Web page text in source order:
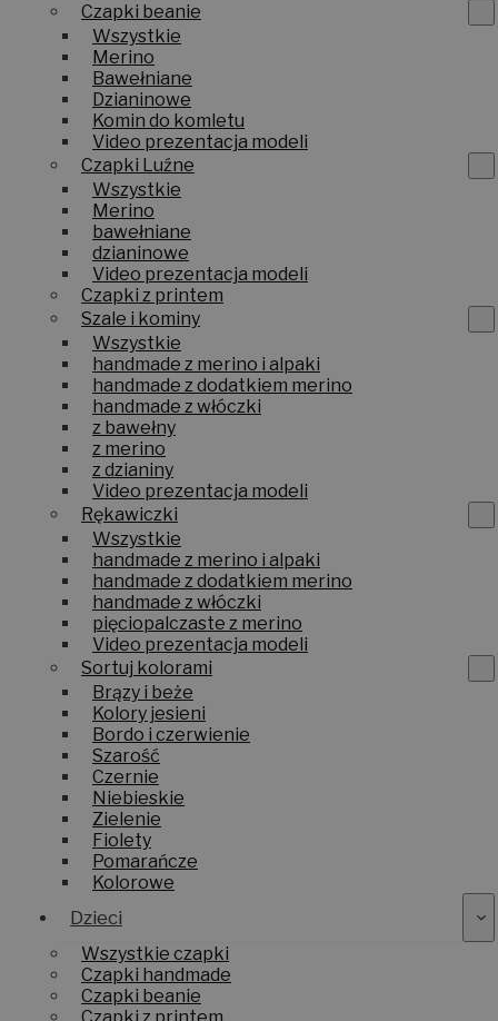
Czapki beanie
Wszystkie
Merino
Bawełniane
Dzianinowe
Komin do komletu
Video prezentacja modeli
Czapki Luźne
Wszystkie
Merino
bawełniane
dzianinowe
Video prezentacja modeli
Czapki z printem
Szale i kominy
Wszystkie
handmade z merino i alpaki
handmade z dodatkiem merino
handmade z włóczki
z bawełny
z merino
z dzianiny
Video prezentacja modeli
Rękawiczki
Wszystkie
handmade z merino i alpaki
handmade z dodatkiem merino
handmade z włóczki
pięciopalczaste z merino
Video prezentacja modeli
Sortuj kolorami
Brązy i beże
Kolory jesieni
Bordo i czerwienie
Szarość
Czernie
Niebieskie
Zielenie
Fiolety
Pomarańcze
Kolorowe
Dzieci
Wszystkie czapki
Czapki handmade
Czapki beanie